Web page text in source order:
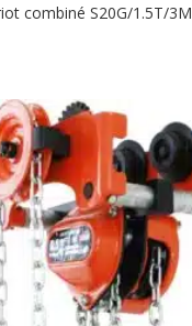
combiné S20G/1.5T/3M